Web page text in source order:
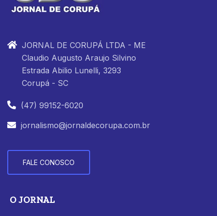
JORNAL DE CORUPÁ LTDA - ME
Claudio Augusto Araujo Silvino
Estrada Abilio Lunelli, 3293
Corupá - SC
(47) 99152-6020
jornalismo@jornaldecorupa.com.br
FALE CONOSCO
O JORNAL